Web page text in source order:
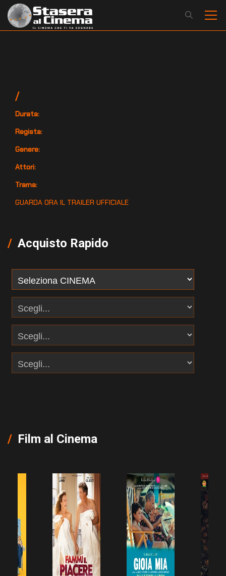
/
Durata:
Regista:
Genere:
Attori:
Trama:
GUARDA ORA IL TRAILER UFFICIALE
Acquisto Rapido
Film al Cinema